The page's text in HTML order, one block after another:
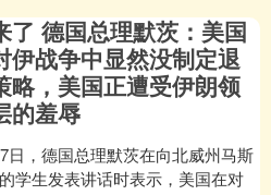
了 德国总理默茨：美国
伊战争中显然没制定退
略，美国正遭受伊朗领
的羞辱
日，德国总理默茨在向北威州马斯
学生发表讲话时表示，美国在对